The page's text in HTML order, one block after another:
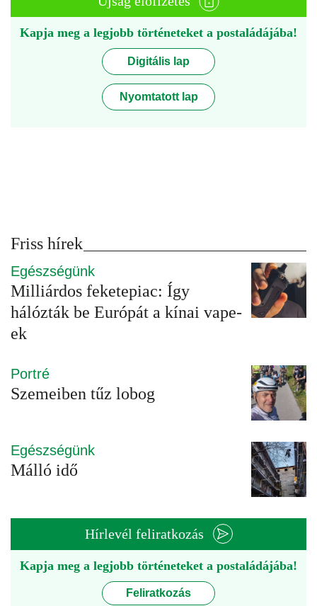
Kapja meg a legjobb történeteket a postaládájába!
Digitális lap
Nyomtatott lap
Friss hírek
Egészségünk
Milliárdos feketepiac: Így
hálózták be Európát a kínai vape-
ek
Portré
Szemeiben tűz lobog
Egészségünk
Málló idő
Hírlevél feliratkozás
Kapja meg a legjobb történeteket a postaládájába!
Feliratkozás